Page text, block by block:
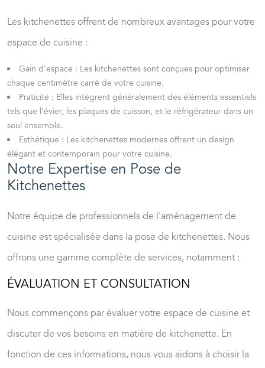
Les kitchenettesoffrent de nombreux avantages pour votre
espace de cuisine :
Gain d'espace : Les kitchenettes sont conçues pour optimiser
chaque centimètre carré de votre cuisine.
Praticité : Elles intègrent généralement des éléments essentiels
tels que l'évier, les plaques de cuisson, et le réfrigérateur dans un
seul ensemble.
Esthétique : Les kitchenettes modernes offrent un design
élégant et contemporain pour votre cuisine.
Notre Expertise en Pose de
Kitchenettes
Notre équipe de professionnels de l'aménagement de
cuisine est spécialisée dans la pose de kitchenettes. Nous
offrons une gamme complète de services, notamment :
ÉVALUATION ET CONSULTATION
Nous commençons par évaluer votre espace de cuisine et
discuter de vos besoins en matière de kitchenette. En
fonction de ces informations, nous vous aidons à choisir la